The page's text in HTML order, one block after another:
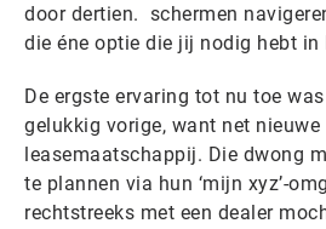
door dertien. schermen
die éne optie die jij nodig hebt in
De ergste ervaring tot nu toe
gelukkig vorige, want net nieuwe
leasemaatschappij. Die dwong
te plannen via hun ‘mijn xyz’-
rechtstreeks met een dealer